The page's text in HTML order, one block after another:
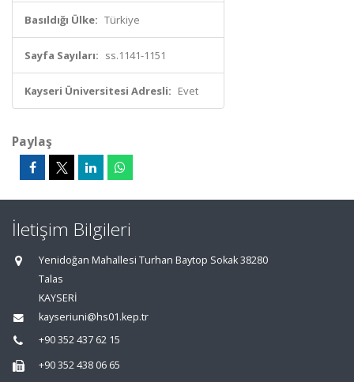
Basıldığı Ülke: Türkiye
Sayfa Sayıları: ss.1141-1151
Kayseri Üniversitesi Adresli: Evet
Paylaş
İletişim Bilgileri
Yenidoğan Mahallesi Turhan Baytop Sokak 38280
Talas
KAYSERİ
kayseriuni@hs01.kep.tr
+90 352 437 62 15
+90 352 438 06 65